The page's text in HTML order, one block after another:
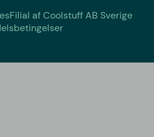
Filial af Coolstuff AB Sverige